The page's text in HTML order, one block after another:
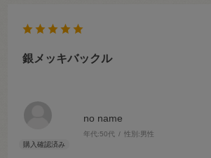
no name
年代:50代 性別:男性
銀メッキバックル